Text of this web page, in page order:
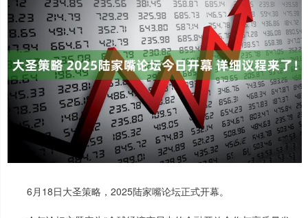
6月18日大圣策略，2025陆家嘴论坛正式开幕。